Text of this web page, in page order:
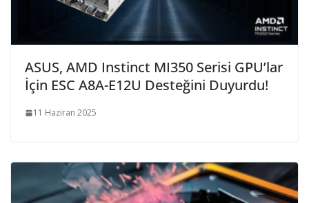
ASUS, AMD Instinct MI350 Serisi GPU’lar
İçin ESC A8A-E12U Desteğini Duyurdu!
11 Haziran 2025